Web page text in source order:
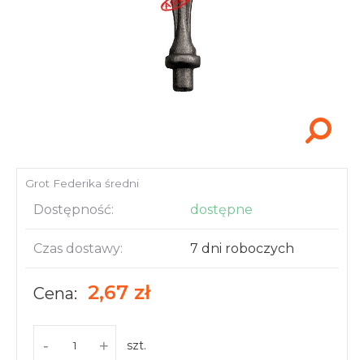
Grot Federika średni
Dostępność: dostępne
Czas dostawy: 7 dni roboczych
Cena: 2,67 zł
- + szt.